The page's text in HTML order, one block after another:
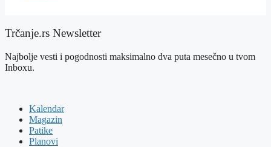
Trčanje.rs Newsletter
Najbolje vesti i pogodnosti maksimalno dva puta mesečno u tvom
Inboxu.
Kalendar
Magazin
Patike
Planovi